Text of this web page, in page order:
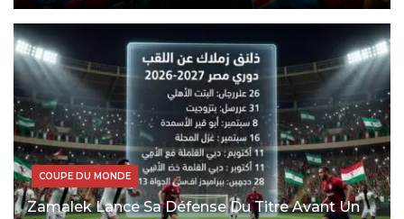
COUPE DU MONDE
Zamalek Lance Sa Défense Du Titre Avant Un